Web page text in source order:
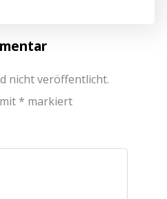
nicht veröffentlicht.
* markiert